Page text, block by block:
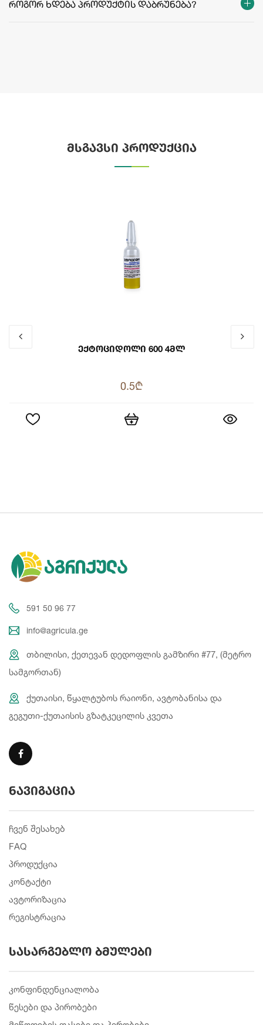
როგორ ხდება პროდუქტის დაბრუნება?
მსგავსი პროდუქცია
Ექტოციდოლი 600 4მლ
0.5₾
591 50 96 77
info@agricula.ge
თბილისი, ქეთევან დედოფლის გამზირი #77, (მეტრო
სამგორთან)
ქუთაისი, წყალტუბოს რაიონი, ავტობანისა და
გეგუთი-ქუთაისის გზატკეცილის კვეთა
ნავიგაცია
ჩვენ შესახებ
FAQ
პროდუქცია
კონტაქტი
ავტორიზაცია
რეგისტრაცია
სასარგებლო ბმულები
კონფინდენციალობა
წესები და პირობები